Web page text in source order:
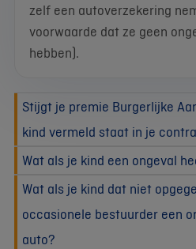
zelf een autoverzekering
voorwaarde dat ze geen
hebben).
Stijgt je premie Burgerlijke
kind vermeld staat in je
Wat als je kind een ongeval
Wat als je kind dat niet
occasionele bestuurder een
auto?